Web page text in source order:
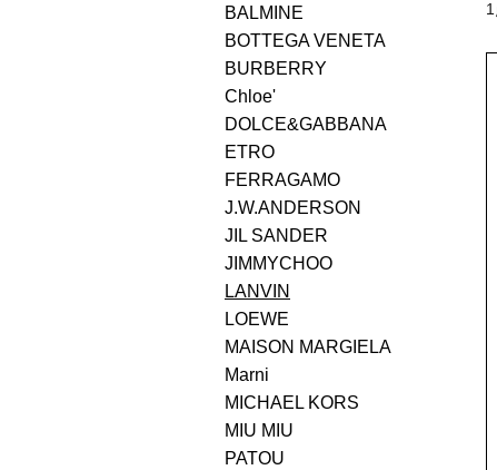
BALMINE
BOTTEGA VENETA
BURBERRY
Chloe'
DOLCE&GABBANA
ETRO
FERRAGAMO
J.W.ANDERSON
JIL SANDER
JIMMYCHOO
LANVIN
LOEWE
MAISON MARGIELA
Marni
MICHAEL KORS
MIU MIU
PATOU